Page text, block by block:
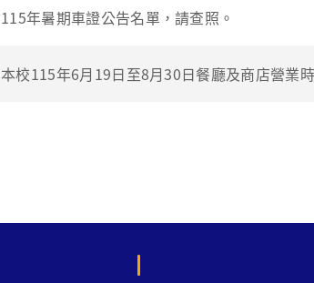
115年暑期車證公告名單，請查照。
本校115年6月19日至8月30日餐廳及商店營業